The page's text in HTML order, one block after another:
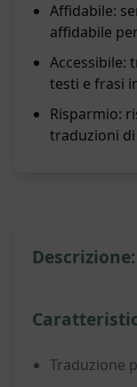
Affidabile:
affidabile
Accessibile:
testi e frasi
Risparmio:
traduzioni
Descrizione:
Traduzione